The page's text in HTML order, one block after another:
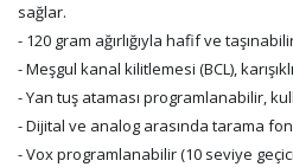
sağlar.
- 120 gram ağırlığıyla hafif ve
- Meşgul kanal kilitlemesi (BCL),
- Yan tuş ataması programlanabilir,
- Dijital ve analog arasında tarama
- Vox programlanabilir (10 seviye